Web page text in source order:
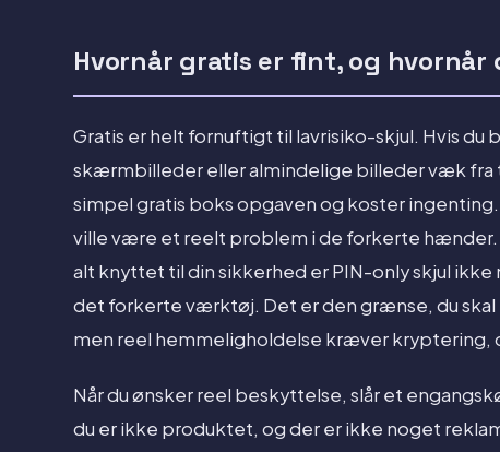
Hvornår gratis er fint, og hvornår
Gratis er helt fornuftigt til lavrisiko-skjul. Hvis du
skærmbilleder eller almindelige billeder væk fra
simpel gratis boks opgaven og koster
ville være et reelt problem i de forkerte
alt knyttet til din sikkerhed er PIN-only skjul
det forkerte værktøj. Det er den grænse, du
men reel hemmeligholdelse kræver kryptering,
Når du ønsker reel beskyttelse, slår et
du er ikke produktet, og der er ikke noget